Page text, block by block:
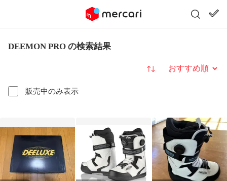
DEEMON PRO の検索結果
販売中のみ表示
並び替え